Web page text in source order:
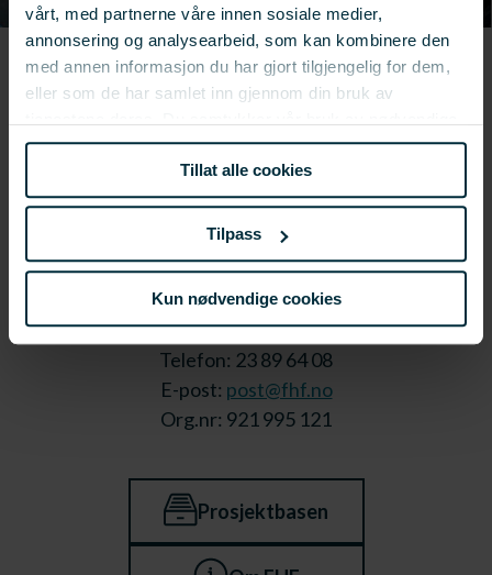
vårt, med partnerne våre innen sosiale medier,
annonsering og analysearbeid, som kan kombinere den
med annen informasjon du har gjort tilgjengelig for dem,
eller som de har samlet inn gjennom din bruk av
informasjonskapsler ved å bruke nettstedet vårt.
Tillat alle cookies
Tilpass
Kun nødvendige cookies
Stortorget 1,
9008 Tromsø
Telefon: 23 89 64 08
E-post: post@fhf.no
Org.nr: 921 995 121
Prosjektbasen